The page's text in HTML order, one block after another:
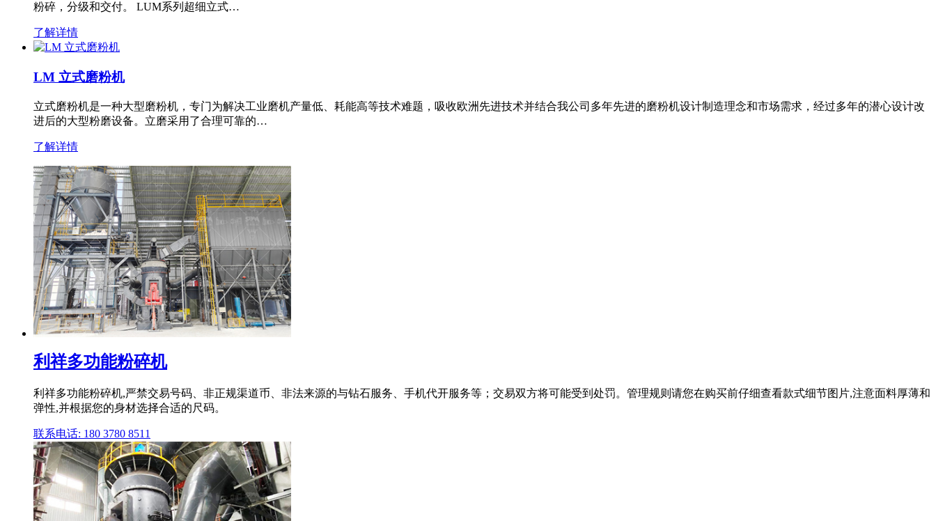
粉碎，分级和交付。 LUM系列超细立式…
了解详情
LM 立式磨粉机
立式磨粉机是一种大型磨粉机，专门为解决工业磨机产量低、耗能高等技术难题，吸收欧洲先进技术并结合我公司多年先进的磨粉机设计制造理念和市场需求，经过多年的潜心设计改
进后的大型粉磨设备。立磨采用了合理可靠的…
了解详情
利祥多功能粉碎机
利祥多功能粉碎机,严禁交易号码、非正规渠道币、非法来源的与钻石服务、手机代开服务等；交易双方将可能受到处罚。管理规则请您在购买前仔细查看款式细节图片,注意面料厚薄和
弹性,并根据您的身材选择合适的尺码。
联系电话: 180 3780 8511